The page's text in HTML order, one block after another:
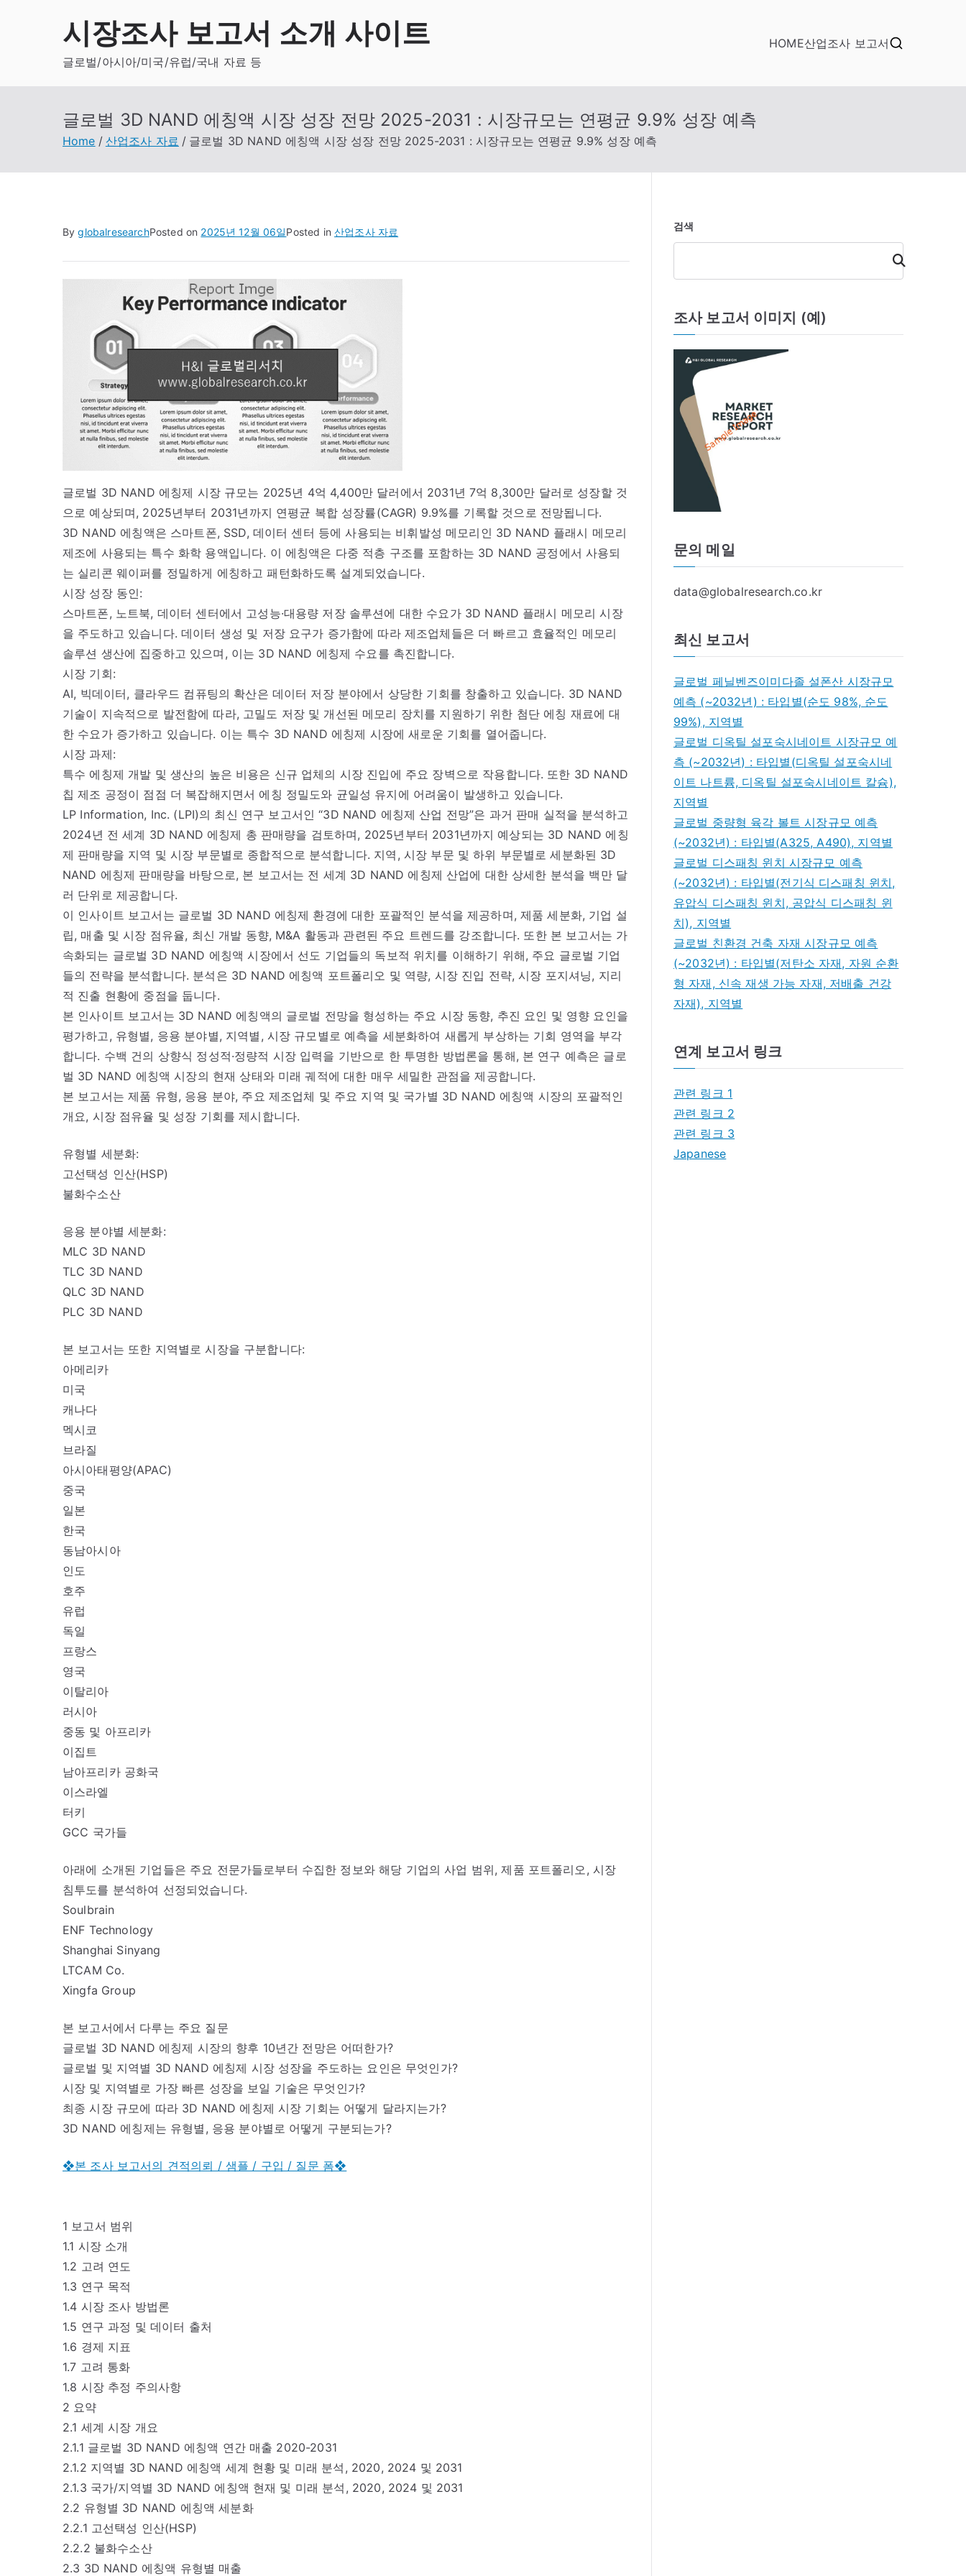
시장조사 보고서 소개 사이트
글로벌/아시아/미국/유럽/국내 자료 등
HOME산업조사 보고서
글로벌 3D NAND 에칭액 시장 성장 전망 2025-2031 : 시장규모는 연평균 9.9% 성장 예측
Home 산업조사 자료 글로벌 3D NAND 에칭액 시장 성장 전망 2025-2031 : 시장규모는 연평균 9.9% 성장 예측
ByglobalresearchPosted on 2025년 12월 06일Posted in산업조사 자료
글로벌 3D NAND 에칭제 시장 규모는 2025년 4억 4,400만 달러에서 2031년 7억 8,300만 달러로 성장할 것
으로 예상되며, 2025년부터 2031년까지 연평균 복합 성장률(CAGR) 9.9%를 기록할 것으로 전망됩니다.
3D NAND 에칭액은 스마트폰, SSD, 데이터 센터 등에 사용되는 비휘발성 메모리인 3D NAND 플래시 메모리
제조에 사용되는 특수 화학 용액입니다. 이 에칭액은 다중 적층 구조를 포함하는 3D NAND 공정에서 사용되
는 실리콘 웨이퍼를 정밀하게 에칭하고 패턴화하도록 설계되었습니다.
시장 성장 동인:
스마트폰, 노트북, 데이터 센터에서 고성능·대용량 저장 솔루션에 대한 수요가 3D NAND 플래시 메모리 시장
을 주도하고 있습니다. 데이터 생성 및 저장 요구가 증가함에 따라 제조업체들은 더 빠르고 효율적인 메모리
솔루션 생산에 집중하고 있으며, 이는 3D NAND 에칭제 수요를 촉진합니다.
시장 기회:
AI, 빅데이터, 클라우드 컴퓨팅의 확산은 데이터 저장 분야에서 상당한 기회를 창출하고 있습니다. 3D NAND
기술이 지속적으로 발전함에 따라, 고밀도 저장 및 개선된 메모리 장치를 지원하기 위한 첨단 에칭 재료에 대
한 수요가 증가하고 있습니다. 이는 특수 3D NAND 에칭제 시장에 새로운 기회를 열어줍니다.
시장 과제:
특수 에칭제 개발 및 생산의 높은 비용은 신규 업체의 시장 진입에 주요 장벽으로 작용합니다. 또한 3D NAND
칩 제조 공정이 점점 더 복잡해지면서 에칭 정밀도와 균일성 유지에 어려움이 발생하고 있습니다.
LP Information, Inc. (LPI)의 최신 연구 보고서인 “3D NAND 에칭제 산업 전망”은 과거 판매 실적을 분석하고
2024년 전 세계 3D NAND 에칭제 총 판매량을 검토하며, 2025년부터 2031년까지 예상되는 3D NAND 에칭
제 판매량을 지역 및 시장 부문별로 종합적으로 분석합니다. 지역, 시장 부문 및 하위 부문별로 세분화된 3D
NAND 에칭제 판매량을 바탕으로, 본 보고서는 전 세계 3D NAND 에칭제 산업에 대한 상세한 분석을 백만 달
러 단위로 제공합니다.
이 인사이트 보고서는 글로벌 3D NAND 에칭제 환경에 대한 포괄적인 분석을 제공하며, 제품 세분화, 기업 설
립, 매출 및 시장 점유율, 최신 개발 동향, M&A 활동과 관련된 주요 트렌드를 강조합니다. 또한 본 보고서는 가
속화되는 글로벌 3D NAND 에칭액 시장에서 선도 기업들의 독보적 위치를 이해하기 위해, 주요 글로벌 기업
들의 전략을 분석합니다. 분석은 3D NAND 에칭액 포트폴리오 및 역량, 시장 진입 전략, 시장 포지셔닝, 지리
적 진출 현황에 중점을 둡니다.
본 인사이트 보고서는 3D NAND 에칭액의 글로벌 전망을 형성하는 주요 시장 동향, 추진 요인 및 영향 요인을
평가하고, 유형별, 응용 분야별, 지역별, 시장 규모별로 예측을 세분화하여 새롭게 부상하는 기회 영역을 부각
합니다. 수백 건의 상향식 정성적·정량적 시장 입력을 기반으로 한 투명한 방법론을 통해, 본 연구 예측은 글로
벌 3D NAND 에칭액 시장의 현재 상태와 미래 궤적에 대한 매우 세밀한 관점을 제공합니다.
본 보고서는 제품 유형, 응용 분야, 주요 제조업체 및 주요 지역 및 국가별 3D NAND 에칭액 시장의 포괄적인
개요, 시장 점유율 및 성장 기회를 제시합니다.
유형별 세분화:
고선택성 인산(HSP)
불화수소산
응용 분야별 세분화:
MLC 3D NAND
TLC 3D NAND
QLC 3D NAND
PLC 3D NAND
본 보고서는 또한 지역별로 시장을 구분합니다:
아메리카
미국
캐나다
멕시코
브라질
아시아태평양(APAC)
중국
일본
한국
동남아시아
인도
호주
유럽
독일
프랑스
영국
이탈리아
러시아
중동 및 아프리카
이집트
남아프리카 공화국
이스라엘
터키
GCC 국가들
아래에 소개된 기업들은 주요 전문가들로부터 수집한 정보와 해당 기업의 사업 범위, 제품 포트폴리오, 시장
침투도를 분석하여 선정되었습니다.
Soulbrain
ENF Technology
Shanghai Sinyang
LTCAM Co.
Xingfa Group
본 보고서에서 다루는 주요 질문
글로벌 3D NAND 에칭제 시장의 향후 10년간 전망은 어떠한가?
글로벌 및 지역별 3D NAND 에칭제 시장 성장을 주도하는 요인은 무엇인가?
시장 및 지역별로 가장 빠른 성장을 보일 기술은 무엇인가?
최종 시장 규모에 따라 3D NAND 에칭제 시장 기회는 어떻게 달라지는가?
3D NAND 에칭제는 유형별, 응용 분야별로 어떻게 구분되는가?
❖본 조사 보고서의 견적의뢰 / 샘플 / 구입 / 질문 폼❖
1 보고서 범위
1.1 시장 소개
1.2 고려 연도
1.3 연구 목적
1.4 시장 조사 방법론
1.5 연구 과정 및 데이터 출처
1.6 경제 지표
1.7 고려 통화
1.8 시장 추정 주의사항
2 요약
2.1 세계 시장 개요
2.1.1 글로벌 3D NAND 에칭액 연간 매출 2020-2031
2.1.2 지역별 3D NAND 에칭액 세계 현황 및 미래 분석, 2020, 2024 및 2031
2.1.3 국가/지역별 3D NAND 에칭액 현재 및 미래 분석, 2020, 2024 및 2031
2.2 유형별 3D NAND 에칭액 세분화
2.2.1 고선택성 인산(HSP)
2.2.2 불화수소산
2.3 3D NAND 에칭액 유형별 매출
검색
검
색
조사 보고서 이미지 (예)
문의 메일
data@globalresearch.co.kr
최신 보고서
글로벌 페닐벤즈이미다졸 설폰산 시장규모
예측 (~2032년) : 타입별(순도 98%, 순도
99%), 지역별
글로벌 디옥틸 설포숙시네이트 시장규모 예
측 (~2032년) : 타입별(디옥틸 설포숙시네
이트 나트륨, 디옥틸 설포숙시네이트 칼슘),
지역별
글로벌 중량형 육각 볼트 시장규모 예측
(~2032년) : 타입별(A325, A490), 지역별
글로벌 디스패칭 윈치 시장규모 예측
(~2032년) : 타입별(전기식 디스패칭 윈치,
유압식 디스패칭 윈치, 공압식 디스패칭 윈
치), 지역별
글로벌 친환경 건축 자재 시장규모 예측
(~2032년) : 타입별(저탄소 자재, 자원 순환
형 자재, 신속 재생 가능 자재, 저배출 건강
자재), 지역별
연계 보고서 링크
관련 링크 1
관련 링크 2
관련 링크 3
Japanese